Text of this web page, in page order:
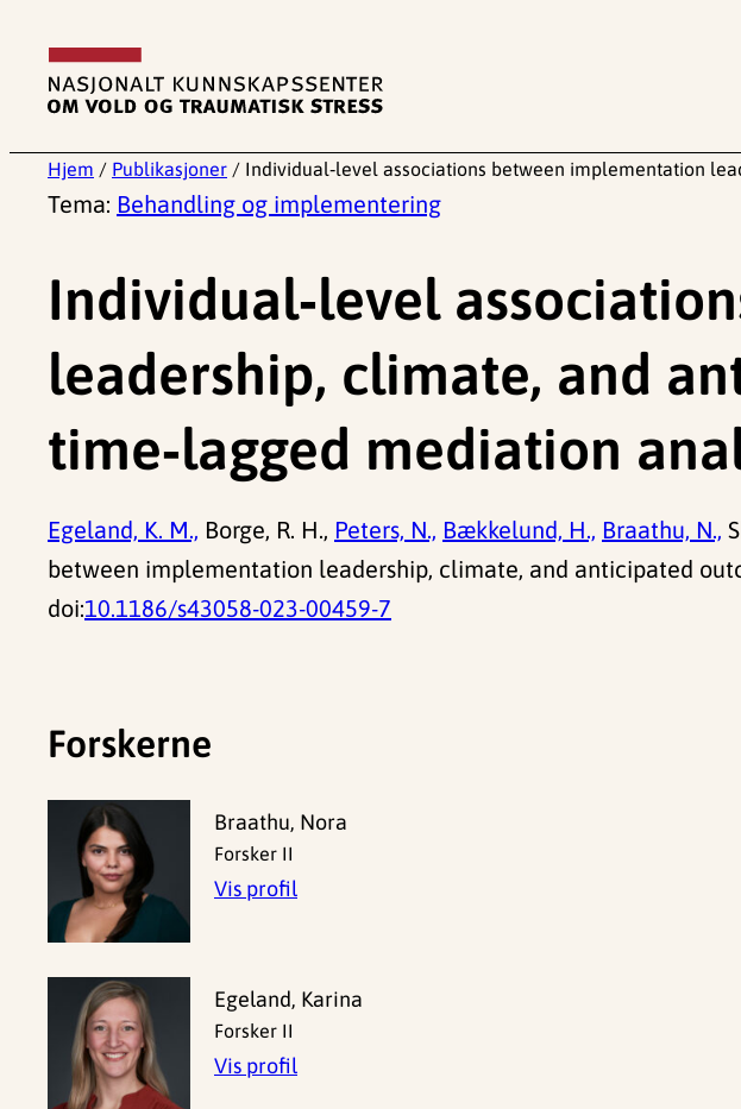
innhold
Hjem / Publikasjoner / Individual‑level associations between implementation
Tema: Behandling og implementering
Individual‑level
leadership, climate, and
time‑lagged mediation
Egeland, K. M., Borge, R. H., Peters, N., Bækkelund, H., Braathu, N.,
between implementation leadership, climate, and anticipated
doi:10.1186/s43058-023-00459-7
Forskerne
Braathu, Nora
Forsker II
Vis profil
Egeland, Karina
Forsker II
Vis profil